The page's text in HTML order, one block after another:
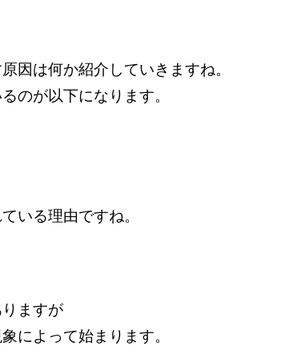
因は何か紹介していきますね。
のが以下になります。
いる理由ですね。
ますが
によって始まります。